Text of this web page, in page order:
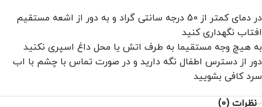
در دمای کمتر از 50 درجه سانتی گراد و به دور از اشعه مستقیم
افتاب نگهداری کنید
به هیچ وجه مستقیما به طرف اتش یا محل داغ اسپری نکنید
دور از دسترس اطفال نگه دارید و در صورت تماس با چشم با اب
سرد کافی بشویید
نظرات (0)